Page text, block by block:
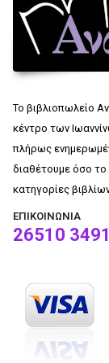
Το βιβλιοπωλείο
κέντρο των
πλήρως
διαθέτουμε όσο
κατηγορίες
ΕΠΙΚΟΙΝΩΝΊΑ
26510